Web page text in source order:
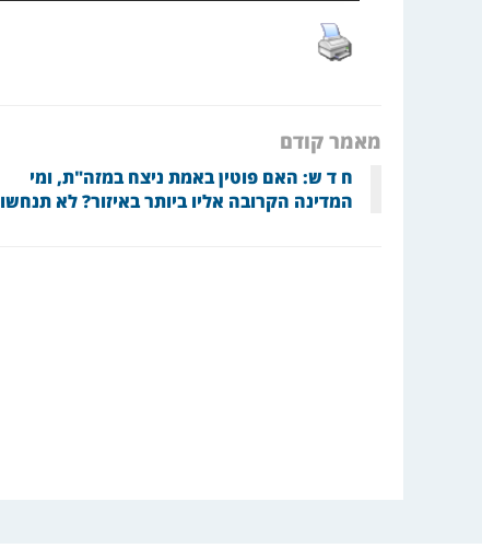
מאמר קודם
ח ד ש: האם פוטין באמת ניצח במזה"ת, ומי
המדינה הקרובה אליו ביותר באיזור? לא תנחשו